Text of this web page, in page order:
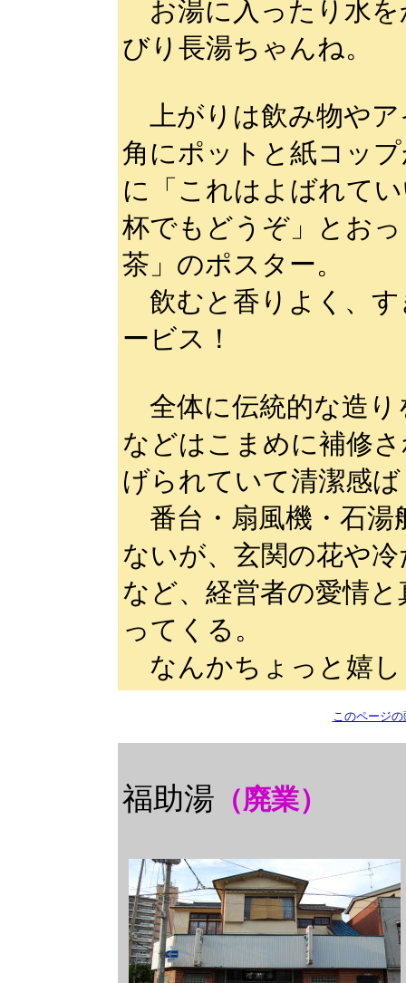
お湯に入ったり水を
びり長湯ちゃんね。
上がりは飲み物やア
角にポットと紙コッ
に「これはよばれて
杯でもどうぞ」とお
茶」のポスター。
飲むと香りよく、す
ービス！
全体に伝統的な造り
などはこまめに補修
げられていて清潔感
番台・扇風機・石湯
ないが、玄関の花や
など、経営者の愛情
ってくる。
なんかちょっと嬉
このページの
福助湯 （廃業）